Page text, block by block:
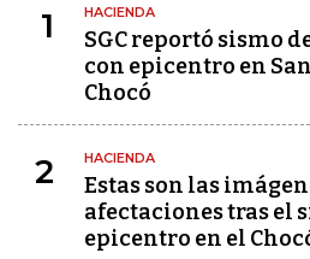
1 HACIENDA
SGC reportó sismo
con epicentro en
Chocó
2 HACIENDA
Estas son las
afectaciones tras el
epicentro en el